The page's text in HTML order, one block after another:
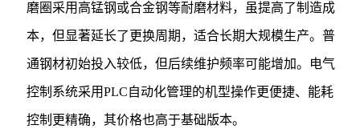
磨圈采用高锰钢或合金钢等耐磨材料，虽提高了制造成
本，但显著延长了更换周期，适合长期大规模生产。普
通钢材初始投入较低，但后续维护频率可能增加。电气
控制系统采用PLC自动化管理的机型操作更便捷、能耗
控制更精确，其价格也高于基础版本。